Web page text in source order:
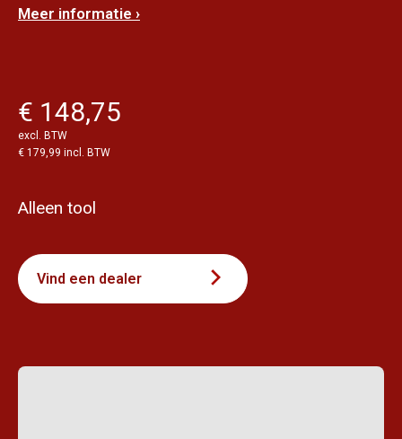
Meer informatie ›
€ 148,75
excl. BTW
€ 179,99 incl. BTW
Alleen tool
Vind een dealer